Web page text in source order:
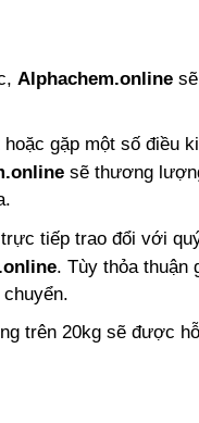
Alphachem.online
gặp một số điều
sẽ thương
tiếp trao đổi với
. Tùy thỏa thuận
trên 20kg sẽ được